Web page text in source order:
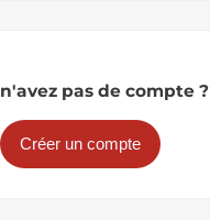
pas de compte ?
Créer un compte